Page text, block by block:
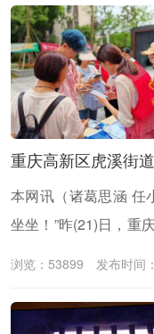
务”窗口进行办理。
重庆高新区虎溪街
本网讯（诸葛思涵 任
坐坐！”昨(21)日，重
浏览：53899 发布时间